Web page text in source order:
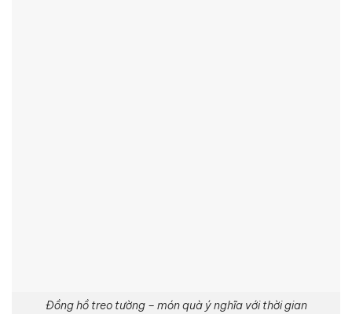
Đồng hồ treo tường – món quà ý nghĩa với thời gian